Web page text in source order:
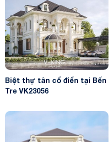
Biệt thự tân cổ điển tại Bến
Tre VK23056